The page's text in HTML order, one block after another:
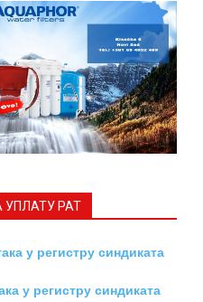
УПЛАТУ РАТ
у регистру синдиката
у регистру синдиката